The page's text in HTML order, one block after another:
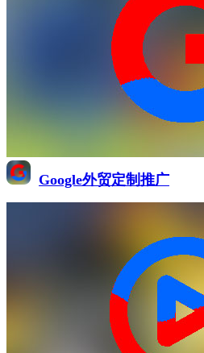
Google外贸定制推广